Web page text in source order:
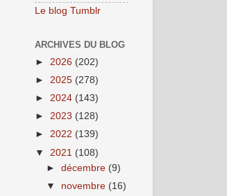
Le blog Tumblr
ARCHIVES DU BLOG
► 2026 (202)
► 2025 (278)
► 2024 (143)
► 2023 (128)
► 2022 (139)
▼ 2021 (108)
►décembre (9)
▼ novembre (16)